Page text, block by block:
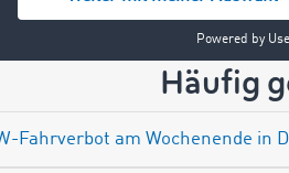
Häufig
Fahrverbot am Wochenende in